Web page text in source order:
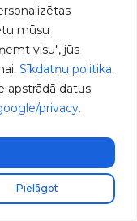
mūsu
visu", jūs
Sīkdatņu politika.
apstrādā datus
privacy.
Pielāgot